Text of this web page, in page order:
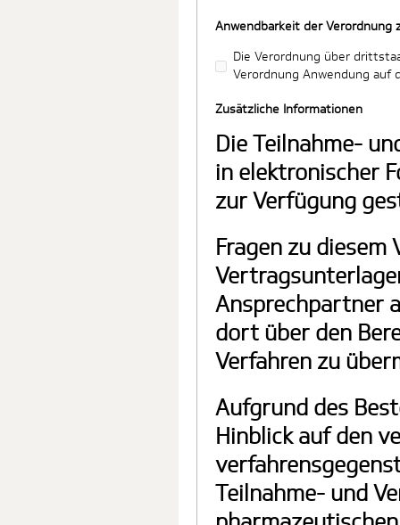
Anwendbarkeit der
Die Verordnung über
Verordnung Anwendung auf
Zusätzliche Informationen
Die Teilnahme-
in elektronischer
zur Verfügung
Fragen zu
Ansprechpartner
dort über den
Verfahren zu
Aufgrund des
Hinblick auf den
Teilnahme- und